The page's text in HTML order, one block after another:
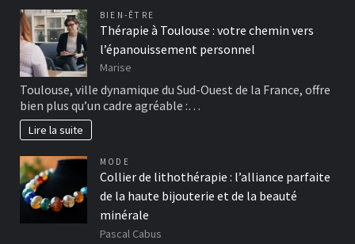
BIEN-ÊTRE
Thérapie à Toulouse : votre chemin vers
l’épanouissement personnel
Marise
Toulouse, ville dynamique du Sud-Ouest de la France, offre
bien plus qu’un cadre agréable :…
Lire la suite
MODE
Collier de lithothérapie : l’alliance parfaite
de la haute bijouterie et de la beauté
minérale
Pascal Cabus